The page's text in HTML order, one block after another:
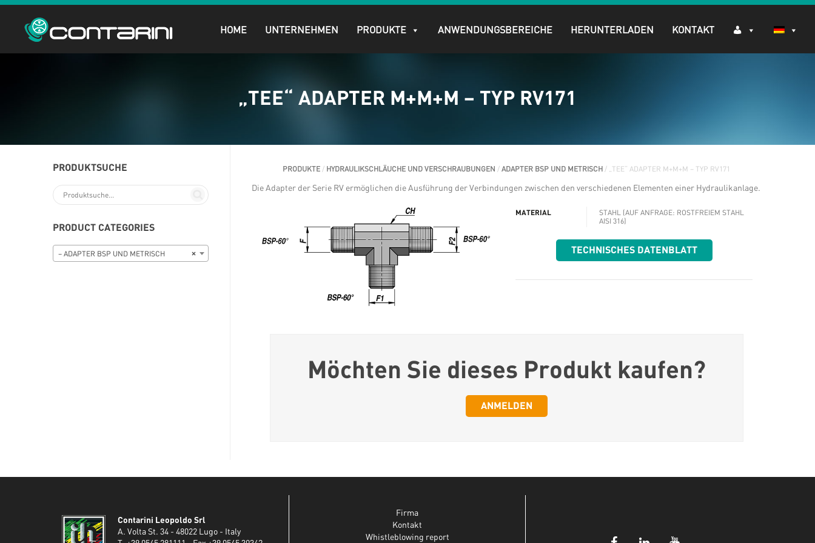
HOME UNTERNEHMEN PRODUKTE ANWENDUNGSBEREICHE HERUNTERLADEN KONTAKT
„TEE“ ADAPTER M+M+M – TYP RV171
PRODUKTE / HYDRAULIKSCHLÄUCHE UND VERSCHRAUBUNGEN /ADAPTER BSP UND METRISCH / „TEE“ ADAPTER M+M+M – TYP RV171
Die Adapter der Serie RV ermöglichen die Ausführung der Verbindungen zwischen den verschiedenen Elementen einer Hydraulikanlage.
MATERIAL
STAHL (AUF ANFRAGE: ROSTFREIEM STAHL
AISI 316)
TECHNISCHES DATENBLATT
Möchten Sie dieses Produkt kaufen?
ANMELDEN
PRODUKTSUCHE
PRODUCT CATEGORIES
×
– ADAPTER BSP UND METRISCH
Contarini Leopoldo Srl
A. Volta St. 34 - 48022 Lugo - Italy
Firma
Kontakt
Whistleblowing report